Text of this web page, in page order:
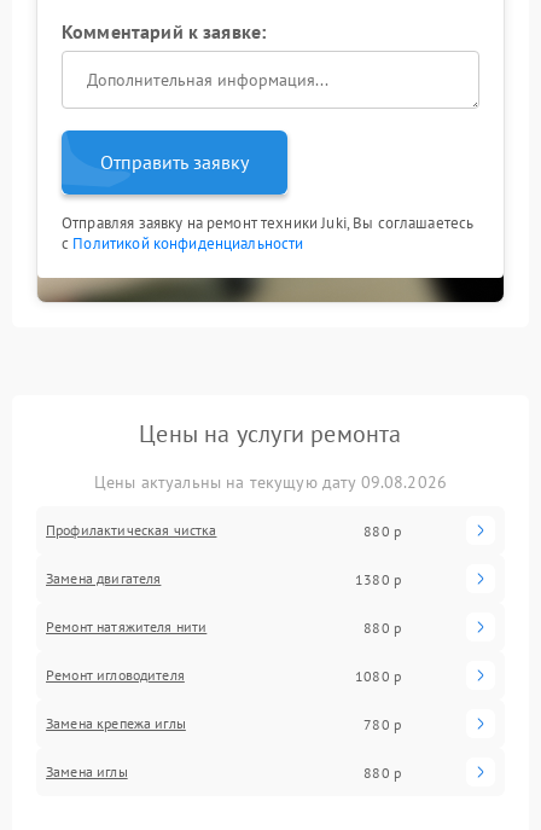
Комментарий к заявке:
Отправить заявку
Отправляя заявку на ремонт техники Juki, Вы соглашаетесь
с Политикой конфиденциальности
Цены на услуги ремонта
Цены актуальны на текущую дату 09.08.2026
Профилактическая чистка 880 р
Замена двигателя 1380 р
Ремонт натяжителя нити 880 р
Ремонт игловодителя 1080 р
Замена крепежа иглы 780 р
Замена иглы 880 р